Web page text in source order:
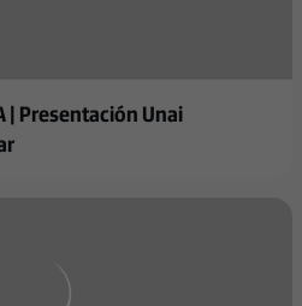
| Presentación Unai